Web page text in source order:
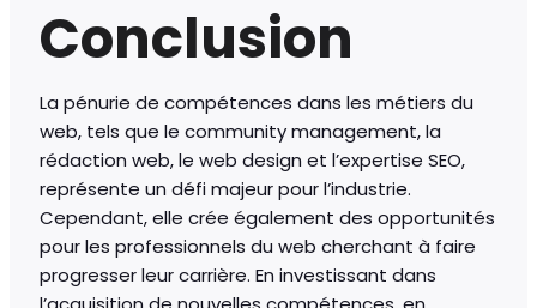
Conclusion
La pénurie de compétences dans les métiers du
web, tels que le community management, la
rédaction web, le web design et l’expertise SEO,
représente un défi majeur pour l’industrie.
Cependant, elle crée également des opportunités
pour les professionnels du web cherchant à faire
progresser leur carrière. En investissant dans